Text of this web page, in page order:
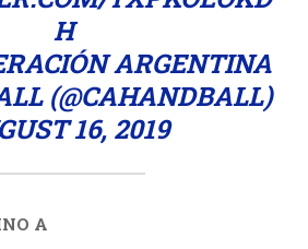
H
ARGENTINA
(@CAHANDBALL)
16, 2019
A